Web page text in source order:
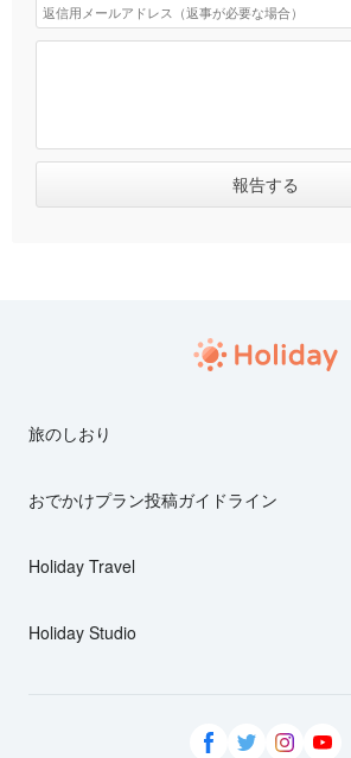
旅のしおり
おでかけプラン投稿ガイドライン
Holiday Travel
Holiday Studio